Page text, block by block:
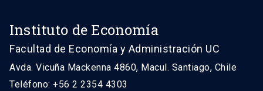
Instituto de Economía
Facultad de Economía y Administración UC
Avda. Vicuña Mackenna 4860, Macul. Santiago, Chile
Teléfono: +56 2 2354 4303